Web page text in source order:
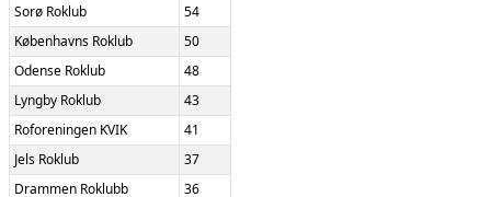
Sorø Roklub
54
Københavns Roklub
50
Odense Roklub
48
Lyngby Roklub
43
Roforeningen KVIK
41
Jels Roklub
37
Drammen Roklubb
36